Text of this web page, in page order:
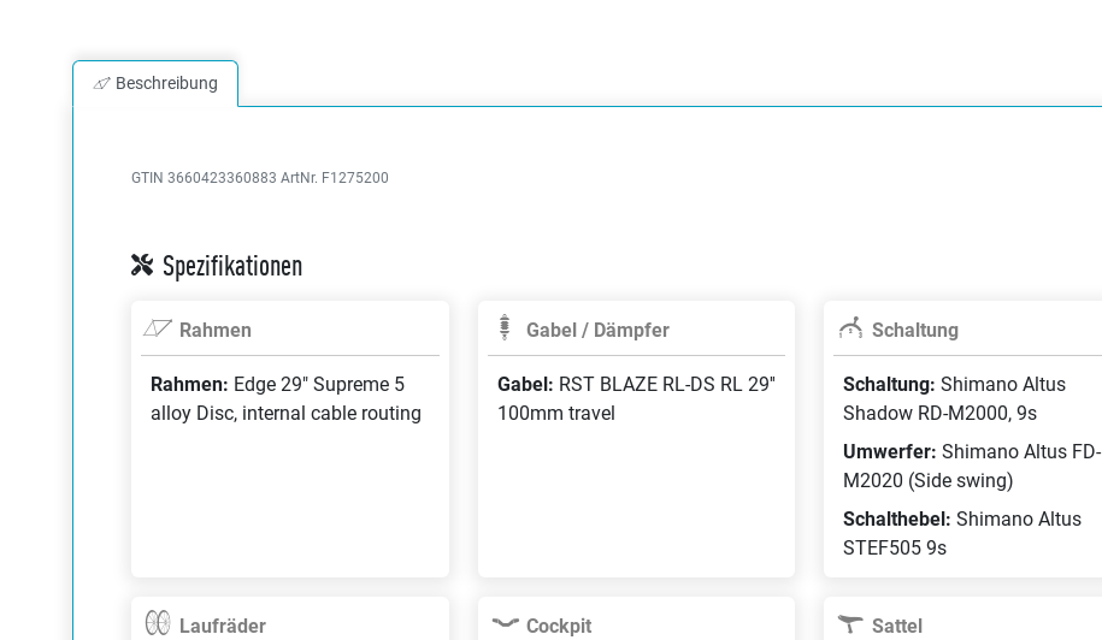
Beschreibung
GTIN 3660423360883 ArtNr. F1275200
Spezifikationen
Rahmen
Rahmen: Edge 29" Supreme 5
alloy Disc, internal cable routing
Gabel / Dämpfer
Gabel: RST BLAZE RL-DS RL 29''
100mm travel
Schaltung
Schaltung: Shimano Altus
Shadow RD-M2000, 9s
Umwerfer: Shimano Altus FD-
M2020 (Side swing)
Schalthebel: Shimano Altus
STEF505 9s
Laufräder Cockpit Sattel